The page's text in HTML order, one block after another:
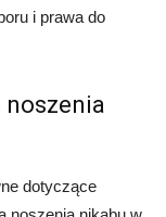
i prawa do
noszenia
dotyczące